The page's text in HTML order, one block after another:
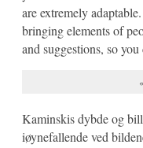
are extremely
bringing elements of
and suggestions, so
Kaminskis dybde og
iøynefallende ved